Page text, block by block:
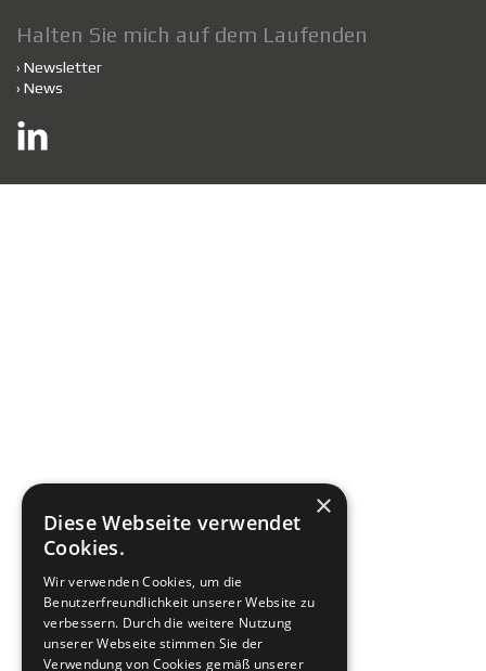
Halten Sie mich auf dem Laufenden
› Newsletter
› News
×
Diese Webseite verwendet
Cookies.
Wir verwenden Cookies, um die
Benutzerfreundlichkeit unserer Website zu
verbessern. Durch die weitere Nutzung
unserer Webseite stimmen Sie der
Verwendung von Cookies gemäß unserer